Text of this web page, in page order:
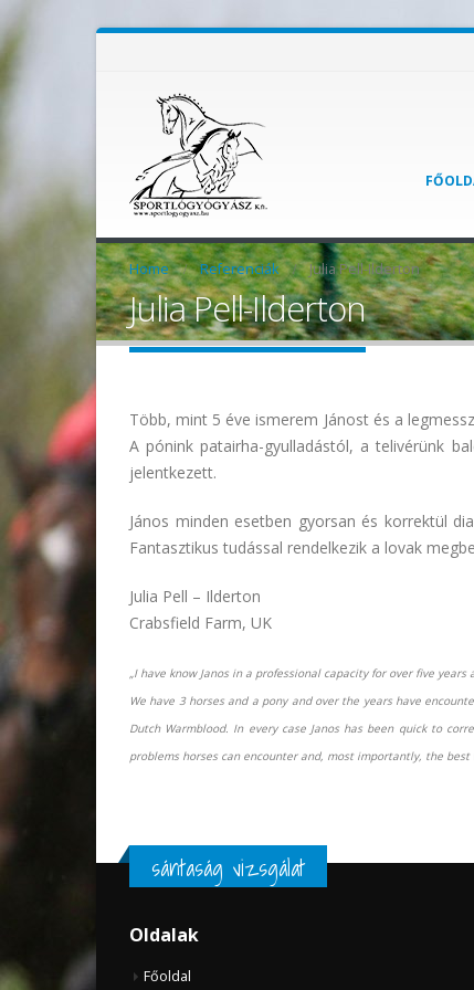
Home Referenciák Julia Pell-Ilderton
Julia Pell-Ilderton
Több, mint 5 éve ismerem Jánost és a
A pónink patairha-gyulladástól, a telivérünk
jelentkezett.
János minden esetben gyorsan és korrektül
Fantasztikus tudással rendelkezik a lovak
Julia Pell – Ilderton
Crabsfield Farm, UK
„I have know Janos in a professional capacity for over five
We have 3 horses and a pony and over the years have
Dutch Warmblood. In every case Janos has been quick to
problems horses can encounter and, most importantly, the best
sántaság vizsgálat
Oldalak
Főoldal